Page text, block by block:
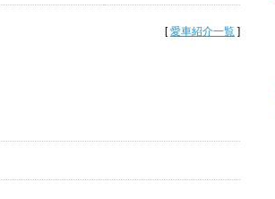
[愛車紹介一覧 ]